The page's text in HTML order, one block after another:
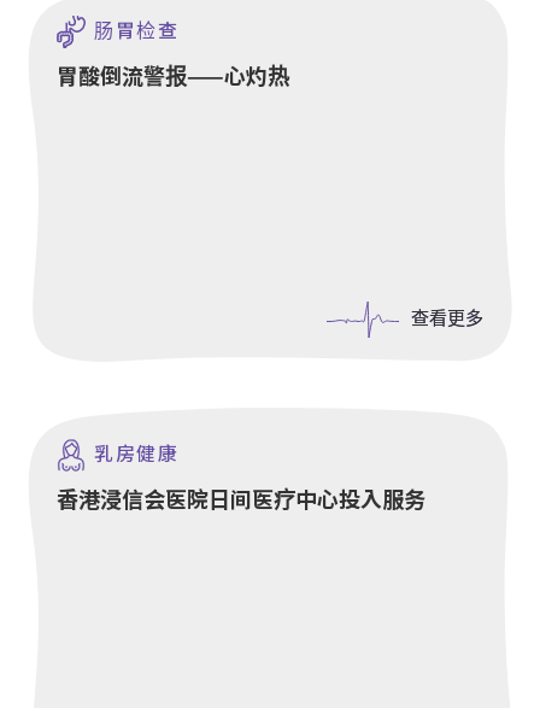
肠胃检查
胃酸倒流警报——心灼热
查看更多
查看更多
乳房健康
香港浸信会医院日间医疗中心投入服务